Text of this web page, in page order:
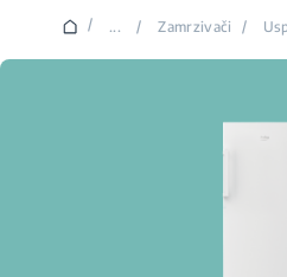
/ ... / Zamrzivači /